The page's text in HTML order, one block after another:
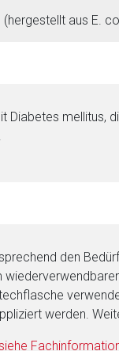
(hergestellt aus E.
Diabetes mellitus,
den
werden.